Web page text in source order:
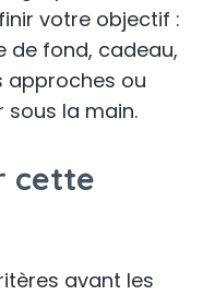
votre objectif :
de fond, cadeau,
approches ou
la main.
cette
avant les